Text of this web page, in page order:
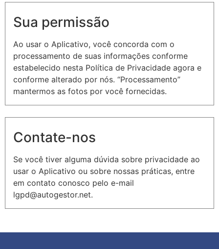
Sua permissão
Ao usar o Aplicativo, você concorda com o
processamento de suas informações conforme
estabelecido nesta Política de Privacidade agora e
conforme alterado por nós. “Processamento”
mantermos as fotos por você fornecidas.
Contate-nos
Se você tiver alguma dúvida sobre privacidade ao
usar o Aplicativo ou sobre nossas práticas, entre
em contato conosco pelo e-mail
lgpd@autogestor.net.